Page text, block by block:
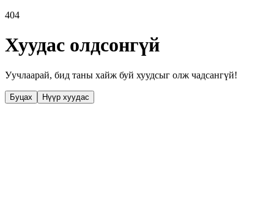
404
Хуудас олдсонгүй
Уучлаарай, бид таны хайж буй хуудсыг олж чадсангүй!
Буцах Нүүр хуудас